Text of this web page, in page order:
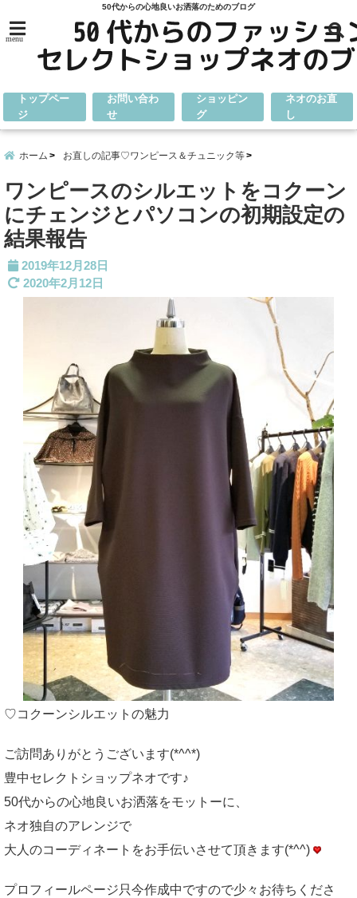
50代からの心地良いお洒落のためのブログ
menu
トップペー
ジ
お問い合わ
せ
ショッピン
グ
ネオのお直
し
ホーム お直しの記事♡ワンピース＆チュニック等
ワンピースのシルエットをコクーン
にチェンジとパソコンの初期設定の
結果報告
2019年12月28日
2020年2月12日
♡コクーンシルエットの魅力
ご訪問ありがとうございます(*^^*)
豊中セレクトショップネオです♪
50代からの心地良いお洒落をモットーに、
ネオ独自のアレンジで
大人のコーディネートをお手伝いさせて頂きます(*^^)
プロフィールページ只今作成中ですので少々お待ちくださ